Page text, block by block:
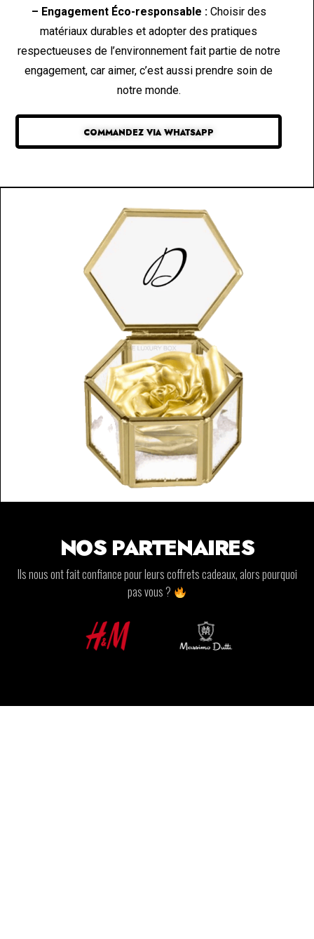
– Engagement Éco-responsable :Choisir des
matériaux durables et adopter des pratiques
respectueuses de l’environnement fait partie de notre
engagement, car aimer, c’est aussi prendre soin de
notre monde.
COMMANDEZ VIA WHATSAPP
NOS PARTENAIRES
Ils nous ont fait confiance pour leurs coffrets cadeaux, alors pourquoi
pas vous ?